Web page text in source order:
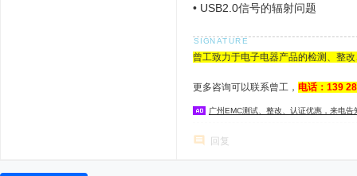
• USB2.0信号的辐射问题
曾工致力于电子电器产品的检测、整
更多咨询可以联系曾工， 电话：139
广州EMC测试、整改、认证优惠，来电
回复